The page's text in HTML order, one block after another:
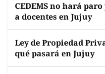
CEDEMS no hará
a docentes en Jujuy
Ley de Propiedad
qué pasará en Jujuy